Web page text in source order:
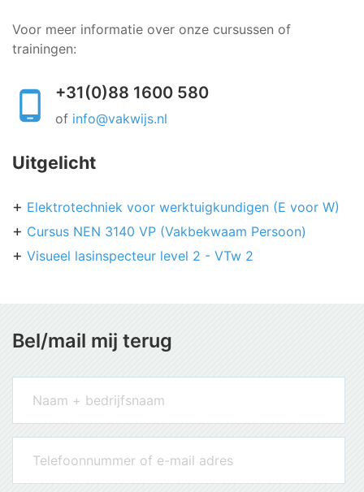
Voor meer informatie over onze cursussen of
trainingen:
+31(0)88 1600 580
of info@vakwijs.nl
Uitgelicht
Elektrotechniek voor werktuigkundigen (E voor W)
Cursus NEN 3140 VP (Vakbekwaam Persoon)
Visueel lasinspecteur level 2 - VTw 2
Bel/mail mij terug